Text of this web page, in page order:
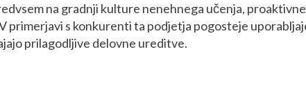
na gradnji kulture nenehnega učenja,
primerjavi s konkurenti ta podjetja pogosteje
prilagodljive delovne ureditve.